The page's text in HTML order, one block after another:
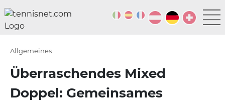
Allgemeines
Überraschendes Mixed
Doppel: Gemeinsames